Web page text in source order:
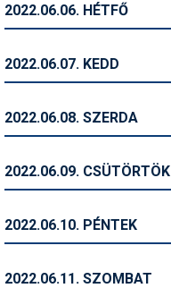
Magazinok
Pályázatok
Síbérletárak
2022.06.06. HÉTFŐ
2022.06.07. KEDD
2022.06.08. SZERDA
2022.06.09. CSÜTÖRTÖK
2022.06.10. PÉNTEK
2022.06.11. SZOMBAT